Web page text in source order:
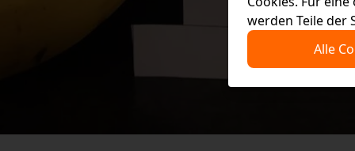
werden Teile der
Alle